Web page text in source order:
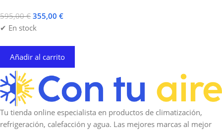
595,00€ 355,00 €
✔ En stock
Añadir al carrito
Tu tienda online especialista en productos de climatización,
refrigeración, calefacción y agua. Las mejores marcas al mejor